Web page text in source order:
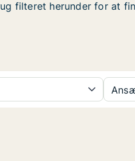
filteret herunder for at